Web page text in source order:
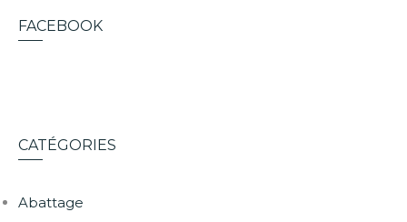
FACEBOOK
CATÉGORIES
Abattage